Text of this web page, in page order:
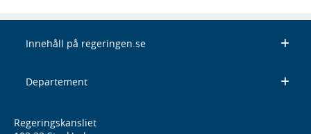
Innehåll på regeringen.se
Departement
Regeringskansliet